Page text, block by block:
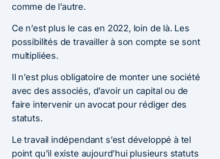
comme de l’autre.
Ce n’est plus le cas en 2022, loin de là. Les
possibilités de travailler à son compte se sont
multipliées.
Il n’est plus obligatoire de monter une société
avec des associés, d’avoir un capital ou de
faire intervenir un avocat pour rédiger des
statuts.
Le travail indépendant s’est développé à tel
point qu’il existe aujourd’hui plusieurs statuts